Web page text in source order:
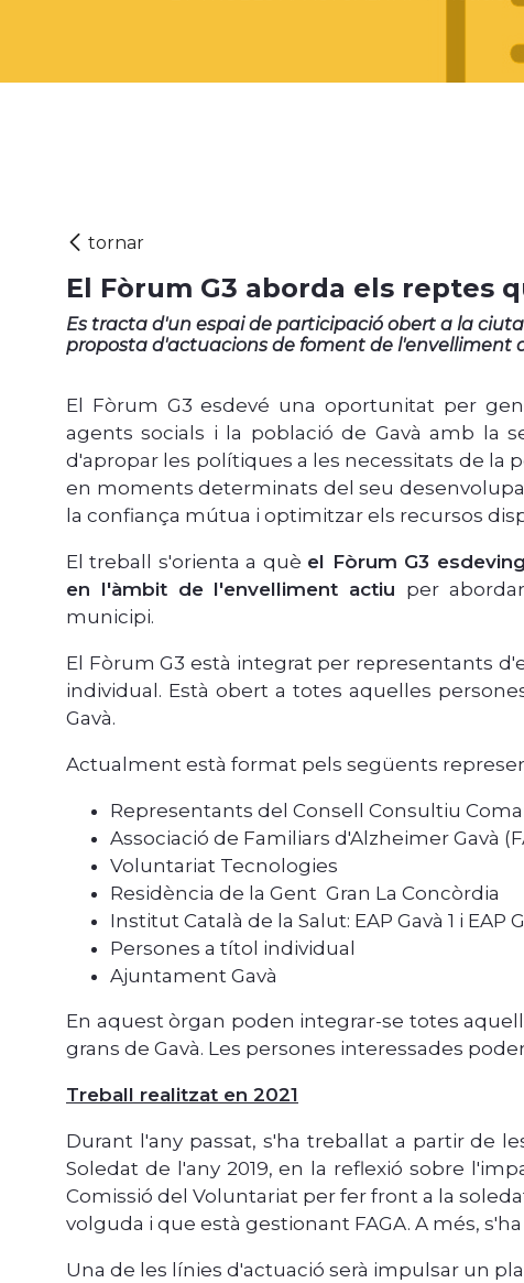
El Fòrum G3 aborda els reptes
Es tracta d'un espai de participació obert a la
proposta d'actuacions de foment de l'envelliment
El Fòrum G3 esdevé una oportunitat per
agents socials i la població de Gavà amb la
d'apropar les polítiques a les necessitats de la
en moments determinats del seu
la confiança mútua i optimitzar els recursos
El treball s'orienta a què el Fòrum G3
en l'àmbit de l'envelliment actiu per
municipi.
El Fòrum G3 està integrat per representants
individual. Està obert a totes aquelles
Gavà.
Actualment està format pels següents
Representants del Consell Consultiu
Associació de Familiars d'Alzheimer Gavà
Voluntariat Tecnologies
Residència de la Gent Gran La Concòrdia
Institut Català de la Salut: EAP Gavà 1 i EAP
Persones a títol individual
Ajuntament Gavà
En aquest òrgan poden integrar-se totes
grans de Gavà. Les persones interessades
Treball realitzat en 2021
Durant l'any passat, s'ha treballat a partir de
Soledat de l'any 2019, en la reflexió sobre
Comissió del Voluntariat per fer front a la
volguda i que està gestionant FAGA. A més,
Una de les línies d'actuació serà impulsar un